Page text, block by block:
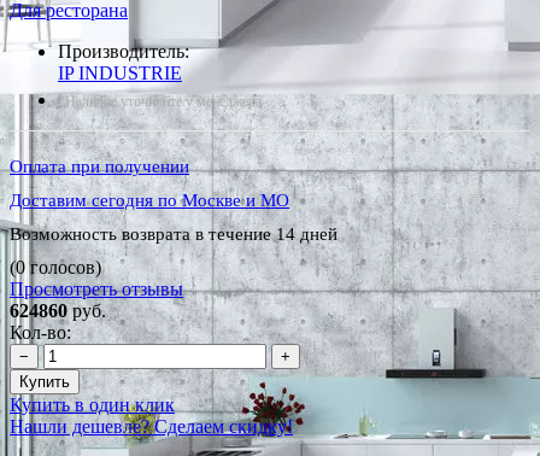
Для ресторана
Производитель:
IP INDUSTRIE
*Наличие уточняйте у менеджера
Оплата при получении
Доставим сегодня по Москве и МО
Возможность возврата в течение 14 дней
(0 голосов)
Просмотреть отзывы
624860руб.
Кол-во:
−
+
Купить
Купить в один клик
Нашли дешевле? Сделаем скидку!